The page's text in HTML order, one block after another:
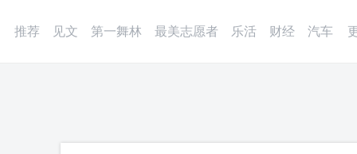
推荐 见文 第一舞林 最美志愿者 乐活 财经 汽车